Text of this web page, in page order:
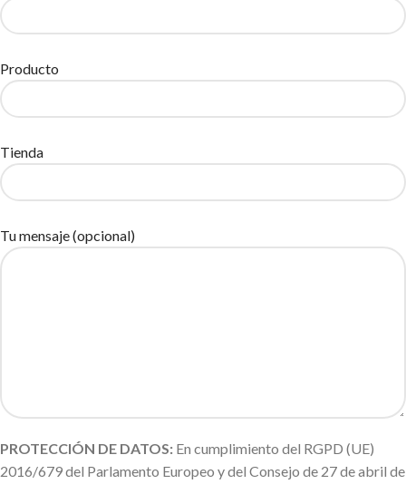
Producto
Tienda
Tu mensaje (opcional)
PROTECCIÓN DE DATOS: En cumplimiento del RGPD (UE)
2016/679 del Parlamento Europeo y del Consejo de 27 de abril de